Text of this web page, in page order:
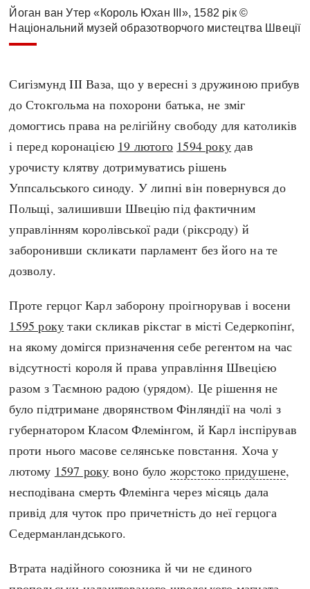
Йоган ван Утер «Король Юхан III», 1582 рік ©
Національний музей образотворчого мистецтва Швеції
Сигізмунд III Ваза, що у вересні з дружиною прибув
до Стокгольма на похорони батька, не зміг
домогтись права на релігійну свободу для католиків
і перед коронацією 19 лютого 1594 року дав
урочисту клятву дотримуватись рішень
Уппсальського синоду. У липні він повернувся до
Польщі, залишивши Швецію під фактичним
управлінням королівської ради (ріксроду) й
заборонивши скликати парламент без його на те
дозволу.
Проте герцог Карл заборону проігнорував і восени
1595 року таки скликав рікстаг в місті Седеркопінґ,
на якому домігся призначення себе регентом на час
відсутності короля й права управління Швецією
разом з Таємною радою (урядом). Це рішення не
було підтримане дворянством Фінляндії на чолі з
губернатором Класом Флемінгом, й Карл інспірував
проти нього масове селянське повстання. Хоча у
лютому 1597 року воно було жорстоко придушене,
несподівана смерть Флемінга через місяць дала
привід для чуток про причетність до неї герцога
Седерманландського.
Втрата надійного союзника й чи не єдиного